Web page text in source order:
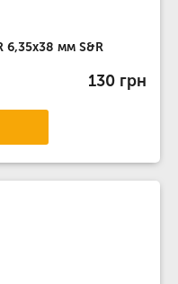
6,35х38 мм S&R
130 грн